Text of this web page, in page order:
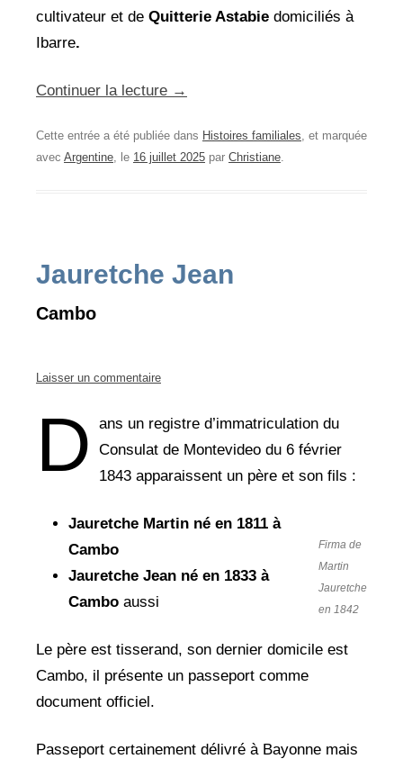
cultivateur et de Quitterie Astabie domiciliés à
Ibarre.
Continuer la lecture →
Cette entrée a été publiée dans Histoires familiales, et marquée
avec Argentine, le 16 juillet 2025 par Christiane.
Jauretche Jean
Cambo
Laisser un commentaire
D
ans un registre d’immatriculation du
Consulat de Montevideo du 6 février
1843 apparaissent un père et son fils :
Firma de
Martin
Jauretche
en 1842
Jauretche Martin né en 1811 à
Cambo
Jauretche Jean né en 1833 à
Cambo aussi
Le père est tisserand, son dernier domicile est
Cambo, il présente un passeport comme
document officiel.
Passeport certainement délivré à Bayonne mais